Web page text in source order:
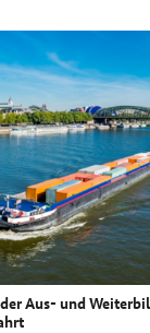
Aus- und